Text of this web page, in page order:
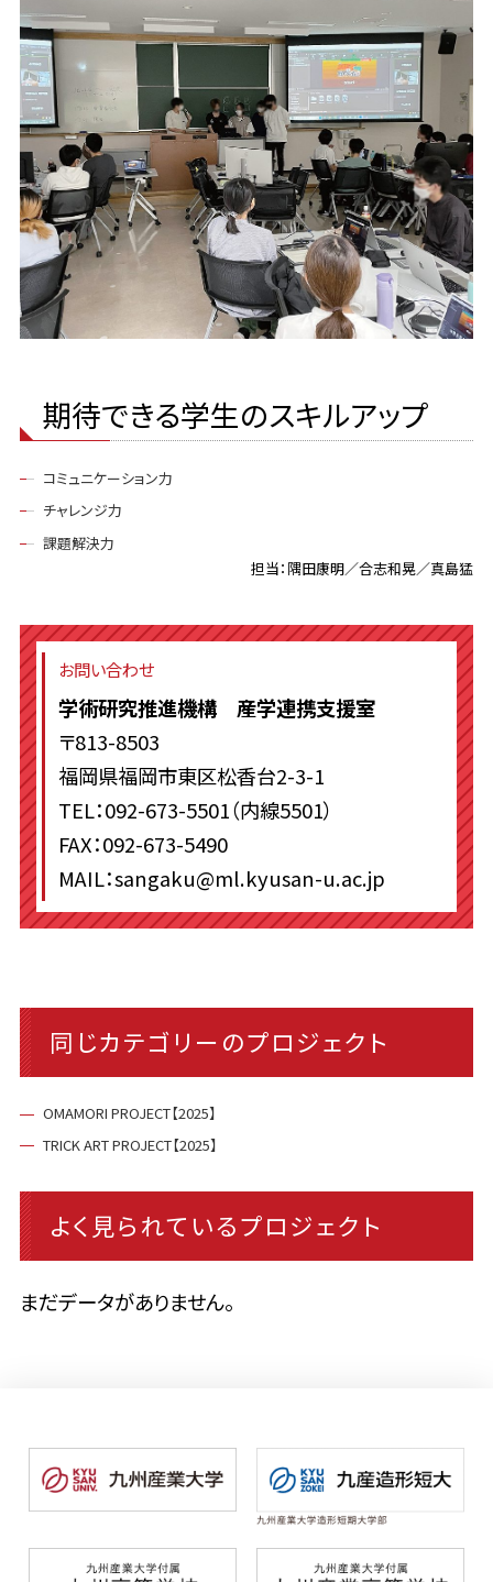
期待できる学生のスキルアップ
コミュニケーション力
チャレンジ力
課題解決力
担当：隅田康明／合志和晃／真島猛
お問い合わせ
学術研究推進機構 産学連携支援室
〒813-8503
福岡県福岡市東区松香台2-3-1
TEL：092-673-5501（内線5501）
FAX：092-673-5490
MAIL：sangaku@ml.kyusan-u.ac.jp
同じカテゴリーのプロジェクト
OMAMORI PROJECT【2025】
TRICK ART PROJECT【2025】
よく見られているプロジェクト
まだデータがありません。